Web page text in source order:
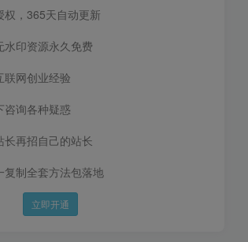
权，365天自动更新
水印资源永久免费
联网创业经验
咨询各种疑惑
长再招自己的站长
复制全套方法包落地
立即开通